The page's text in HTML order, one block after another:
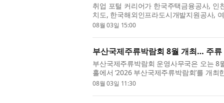
취업 포털 커리어가 한국주택금융공사,
치도, 한국해외인프라도시개발지원공사,
사에서 2026년도 신입직원 채용을 진행한
08월 03일 15:00
부산국제주류박람회 8월 개최… 주류
부산국제주류박람회 운영사무국은 오는 8
홀에서 ‘2026 부산국제주류박람회’를 개
이 술로 어울리는 잔치’를 주제로 열린다.
08월 03일 11:30